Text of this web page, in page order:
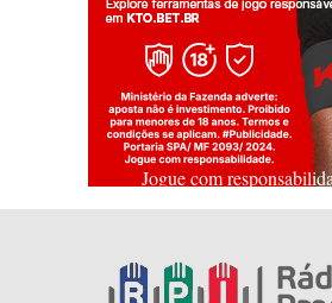
Jogue com